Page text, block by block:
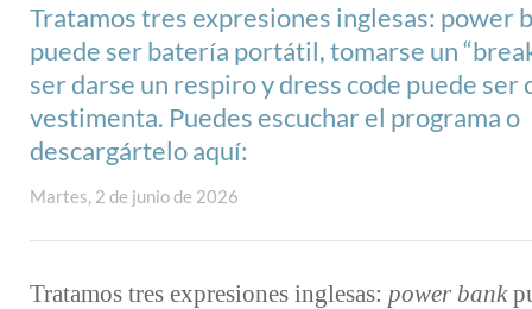
Tratamos tres expresiones inglesas: power
puede ser batería portátil, tomarse un
ser darse un respiro y dress code puede ser
vestimenta. Puedes escuchar el programa o
descargártelo aquí:
Martes, 2 de junio de 2026
Tratamos tres expresiones inglesas: power bank